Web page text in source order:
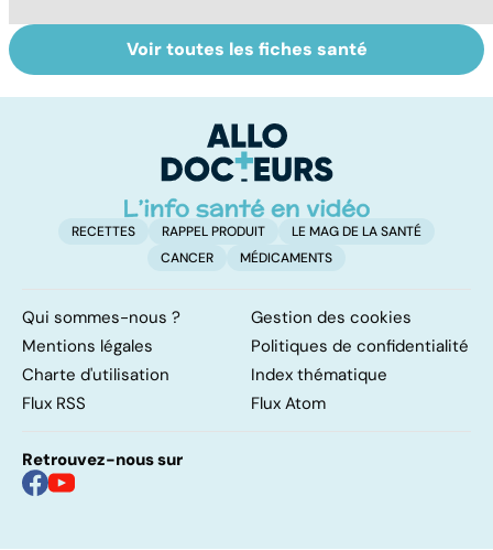
Tout savoir sur
les infections
Inflammation des
amygdales : que
d'angine ?
Voir toutes les fiches santé
RECETTES RAPPEL PRODUIT
LE MAG DE LA SANTÉ
CANCER
MÉDICAMENTS
Qui sommes-nous ?
Gestion des cookies
Mentions légales
Politiques de confidentialité
Charte d'utilisation
Index thématique
Flux RSS
Flux Atom
Retrouvez-nous sur